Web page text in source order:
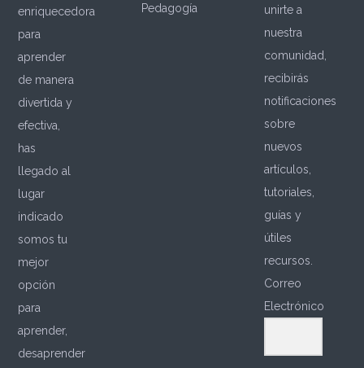
enriquecedora
para
aprender
de manera
divertida y
efectiva,
has
llegado al
lugar
indicado
somos tu
mejor
opción
para
aprender,
desaprender
Pedagogía
unirte a
nuestra
comunidad,
recibirás
notificaciones
sobre
nuevos
artículos,
tutoriales,
guías y
útiles
recursos.
Correo
Electrónico